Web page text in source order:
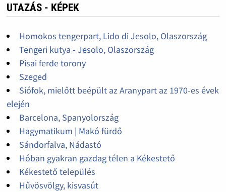
UTAZÁS - KÉPEK
Homokos tengerpart, Lido di Jesolo, Olaszország
Tengeri kutya - Jesolo, Olaszország
Pisai ferde torony
Szeged
Siófok, mielőtt beépült az Aranypart az 1970-es évek
elején
Barcelona, Spanyolország
Hagymatikum | Makó fürdő
Sándorfalva, Nádastó
Hóban gyakran gazdag télen a Kékestető
Kékestető település
Hűvösvölgy, kisvasút